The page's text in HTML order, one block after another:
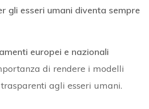
gli esseri umani diventa sempre
europei e nazionali
di rendere i modelli
agli esseri umani.